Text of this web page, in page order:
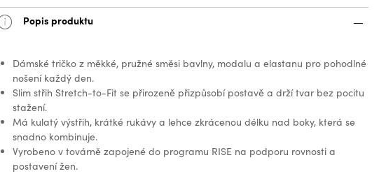
Popis produktu
Dámské tričko z měkké, pružné směsi bavlny, modalu a elastanu pro pohodlné
nošení každý den.
Slim střih Stretch-to-Fit se přirozeně přizpůsobí postavě a drží tvar bez pocitu
stažení.
Má kulatý výstřih, krátké rukávy a lehce zkrácenou délku nad boky, která se
snadno kombinuje.
Vyrobeno v továrně zapojené do programu RISE na podporu rovnosti a
postavení žen.